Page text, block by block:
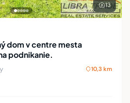
13
dom v centre mesta
podnikanie.
10,3 km